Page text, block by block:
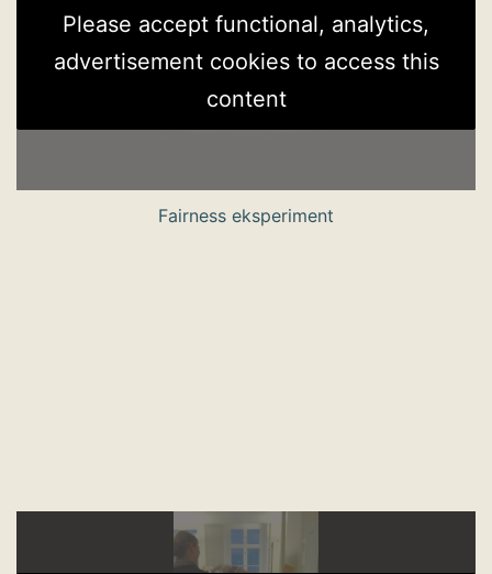
Please accept functional, analytics,
advertisement cookies to access this
content
Fairness eksperiment